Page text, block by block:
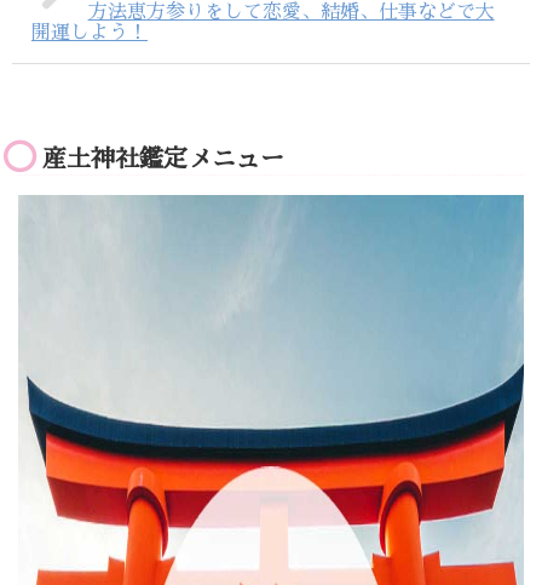
方法恵方参りをして恋愛、結婚、仕事などで大
開運しよう！
産土神社鑑定メニュー